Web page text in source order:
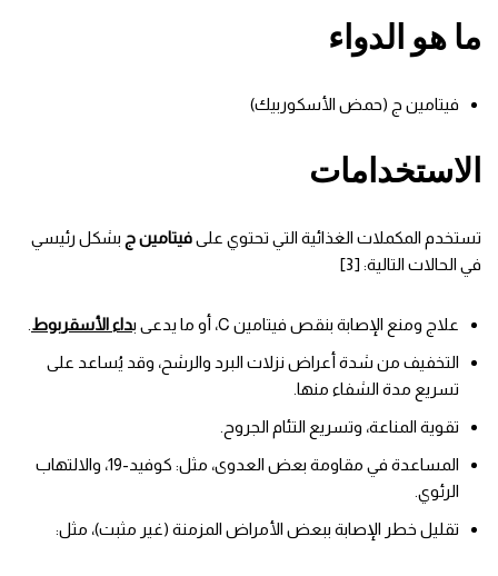
ما هو الدواء
فيتامين ج (حمض الأسكوربيك)
الاستخدامات
تستخدم المكملات الغذائية التي تحتوي علىفيتامين ج بشكل رئيسي
في الحالات التالية: [3]
علاج ومنع الإصابة بنقص فيتامين C، أو ما يدعى ب داء الأسقربوط
التخفيف من شدة أعراض نزلات البرد والرشح، وقد يُساعد على
تسريع مدة الشفاء منها.
تقوية المناعة، وتسريع التئام الجروح.
المساعدة في مقاومة بعض العدوى، مثل: كوفيد-19، والالتهاب
الرئوي.
تقليل خطر الإصابة ببعض الأمراض المزمنة (غير مثبت)، مثل: